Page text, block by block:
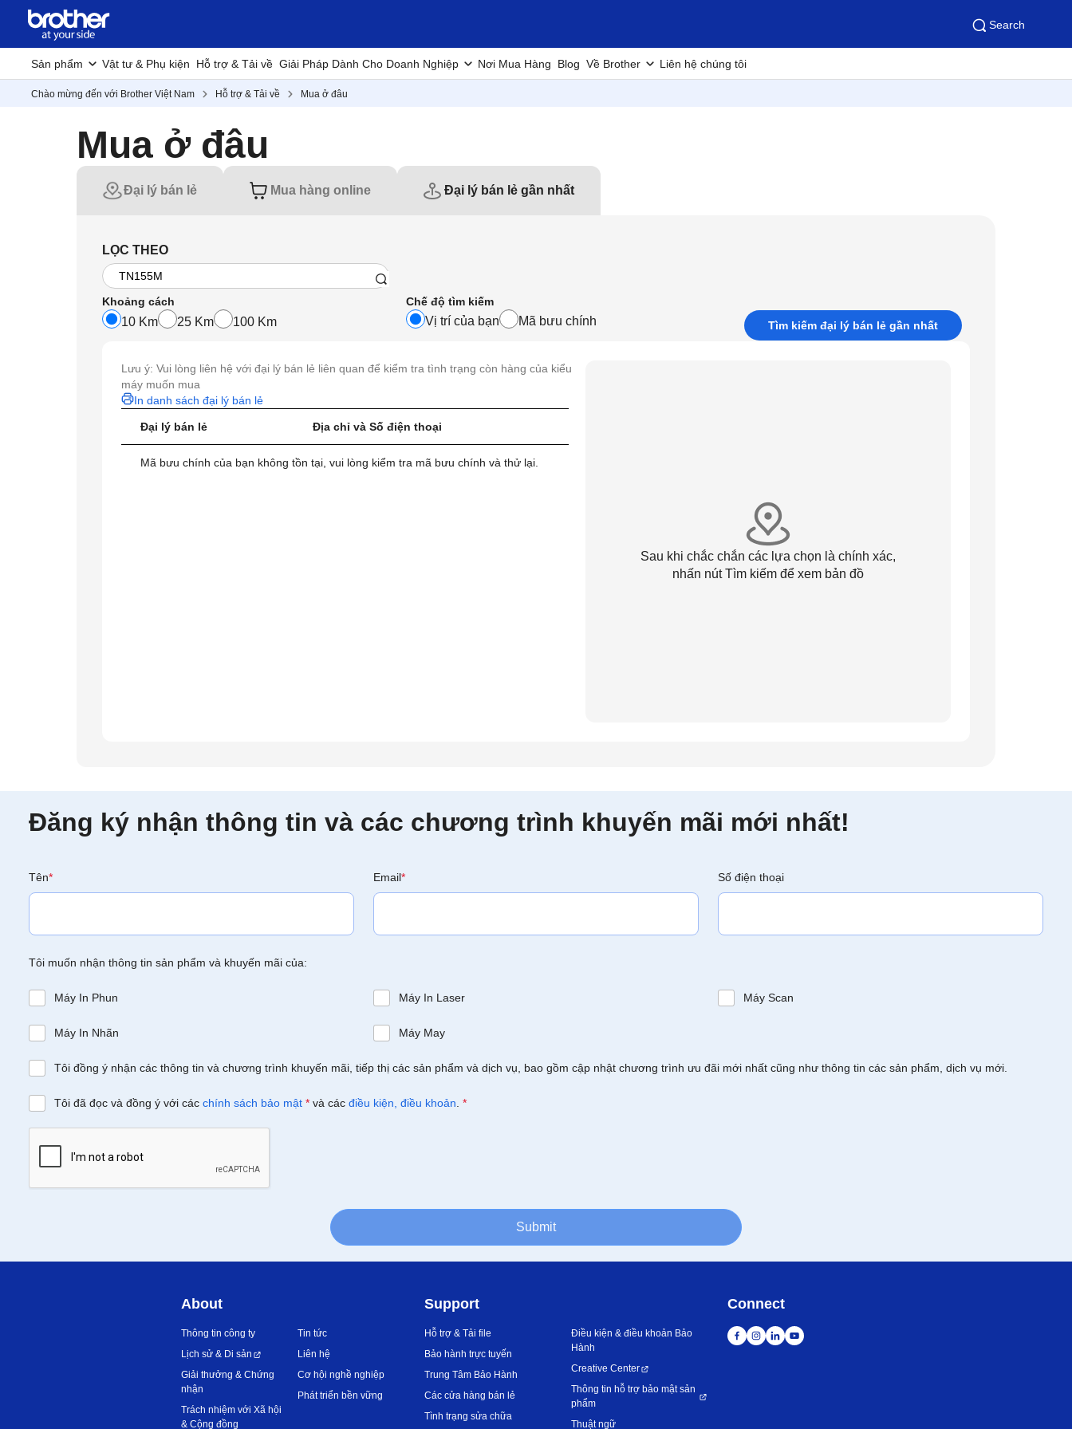
Search
Sản phẩm Vật tư & Phụ kiện Hỗ trợ & Tải về Giải Pháp Dành Cho Doanh Nghiệp Nơi Mua Hàng Blog Về Brother Liên hệ chúng tôi
Chào mừng đến với Brother Việt Nam Hỗ trợ & Tải về Mua ở đâu
Mua ở đâu
Đại lý bán lẻ Mua hàng online Đại lý bán lẻ gần nhất
LỌC THEO
Khoảng cách
10 Km 25 Km 100 Km
Chế độ tìm kiếm
Vị trí của bạn Mã bưu chính Tìm kiếm đại lý bán lẻ gần nhất
Lưu ý: Vui lòng liên hệ với đại lý bán lẻ liên quan để kiểm tra tình trạng còn hàng của kiểu
máy muốn mua
In danh sách đại lý bán lẻ
Đại lý bán lẻ Địa chỉ và Số điện thoại
Mã bưu chính của bạn không tồn tại, vui lòng kiểm tra mã bưu chính và thử lại.
Sau khi chắc chắn các lựa chọn là chính xác,
nhấn nút Tìm kiếm để xem bản đồ
Đăng ký nhận thông tin và các chương trình khuyến mãi mới nhất!
Tên* Email* Số điện thoại
Tôi muốn nhận thông tin sản phẩm và khuyến mãi của:
Máy In Phun Máy In Laser Máy Scan
Máy In Nhãn Máy May
Tôi đồng ý nhận các thông tin và chương trình khuyến mãi, tiếp thị các sản phẩm và dịch vụ, bao gồm cập nhật chương trình ưu đãi mới nhất cũng như thông tin các sản phẩm, dịch vụ mới.
Tôi đã đọc và đồng ý với các chính sách bảo mật * và các điều kiện, điều khoản. *
Submit
About
Thông tin công ty
Lịch sử & Di sản
Giải thưởng & Chứng
nhận
Trách nhiệm với Xã hội
& Cộng đồng
Tin tức
Liên hệ
Cơ hội nghề nghiệp
Phát triển bền vững
Support
Hỗ trợ & Tải file
Bảo hành trực tuyến
Trung Tâm Bảo Hành
Các cửa hàng bán lẻ
Tình trạng sửa chữa
Điều kiện & điều khoản Bảo
Hành
Creative Center
Thông tin hỗ trợ bảo mật sản
phẩm
Thuật ngữ
Connect